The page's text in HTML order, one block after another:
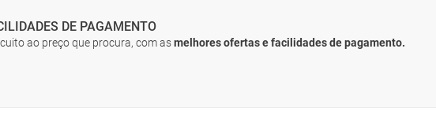
DE PAGAMENTO
ao preço que procura, com asmelhores ofertas e facilidades de pagamento.